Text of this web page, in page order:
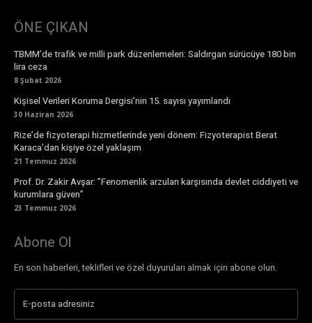
ÖNE ÇIKAN
TBMM’de trafik ve milli park düzenlemeleri: Saldırgan sürücüye 180 bin
lira ceza
8 Şubat 2026
Kişisel Verileri Koruma Dergisi’nin 15. sayısı yayımlandı
30 Haziran 2026
Rize’de fizyoterapi hizmetlerinde yeni dönem: Fizyoterapist Berat
Karaca’dan kişiye özel yaklaşım
21 Temmuz 2026
Prof. Dr. Zakir Avşar: ”Fenomenlik arzuları karşısında devlet ciddiyeti ve
kurumlara güven”
23 Temmuz 2026
Abone Ol
En son haberleri, teklifleri ve özel duyuruları almak için abone olun.